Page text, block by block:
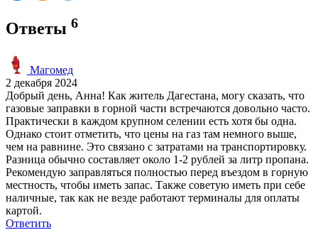
Ответы 6
Магомед
2 декабря 2024
Добрый день, Анна! Как житель Дагестана, могу сказать, что
газовые заправки в горной части встречаются довольно часто.
Практически в каждом крупном селении есть хотя бы одна.
Однако стоит отметить, что цены на газ там немного выше,
чем на равнине. Это связано с затратами на транспортировку.
Разница обычно составляет около 1-2 рублей за литр пропана.
Рекомендую заправляться полностью перед въездом в горную
местность, чтобы иметь запас. Также советую иметь при себе
наличные, так как не везде работают терминалы для оплаты
картой.
Ответить